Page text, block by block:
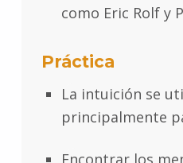
como Eric Rolf y
Práctica
La intuición se
principalmente
Encontrar los